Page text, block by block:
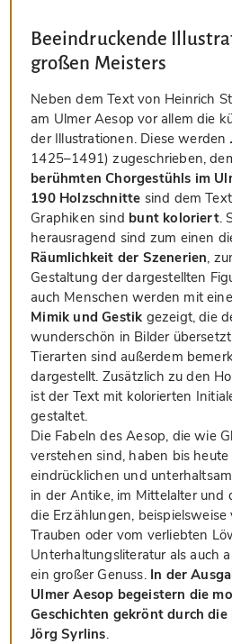
Beeindruckende
großen Meisters
Neben dem Text von Heinrich
am Ulmer Aesop vor allem die
der Illustrationen. Diese werden
1425–1491) zugeschrieben,
berühmten Chorgestühls im
190 Holzschnitte sind dem
Graphiken sind bunt koloriert.
herausragend sind zum einen
Räumlichkeit der Szenerien,
Gestaltung der dargestellten
auch Menschen werden mit
Mimik und Gestik gezeigt, die
wunderschön in Bilder
Tierarten sind außerdem
dargestellt. Zusätzlich zu den
ist der Text mit kolorierten
gestaltet.
Die Fabeln des Aesop, die wie
verstehen sind, haben bis
eindrücklichen und
in der Antike, im Mittelalter und
die Erzählungen,
Trauben oder vom verliebten
Unterhaltungsliteratur als auch
ein großer Genuss. In der
Ulmer Aesop begeistern die
Geschichten gekrönt durch
Jörg Syrlins.